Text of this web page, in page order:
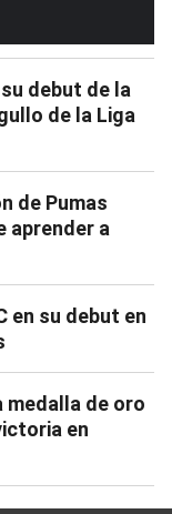
debut de la
de la Liga
de Pumas
aprender a
en su debut en
medalla de oro
en